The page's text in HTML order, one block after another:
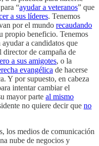
“ayudar a veteranos” que
a sus líderes. Tenemos
por el mundo recaudando
propio beneficio. Tenemos
ayudar a candidatos que
director de campaña de
a sus amigotes, o la
evangélica de hacerse
Y por supuesto, en cabeza
intentar cambiar el
mayor parte al mismo
no quiere decir que no
los medios de comunicación
nube de negocios y